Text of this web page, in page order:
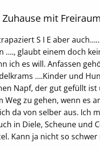
mit Freiraum
S I E aber
…., glaubt einem doch
ich es will. Anfassen
….Kinder und
Napf, der gut gefüllt
zu gehen, wenn es
da von selber aus. Ich
in Diele, Scheune und
Kann ja nicht so
oder
zu können, werden von
Cookies gesetzt